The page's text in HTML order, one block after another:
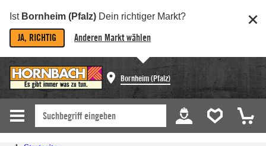
Ist Bornheim (Pfalz) Dein richtiger Markt?
JA, RICHTIG Anderen Markt wählen
Bornheim (Pfalz)